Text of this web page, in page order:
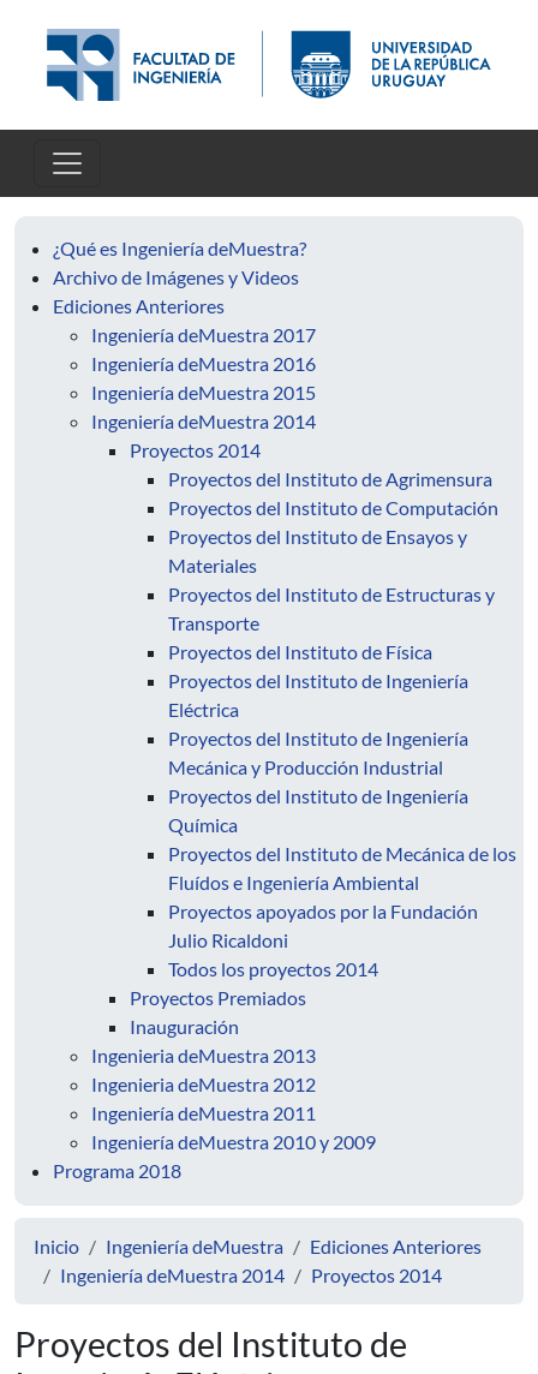
¿Qué es Ingeniería deMuestra?
Archivo de Imágenes y Videos
Ediciones Anteriores
Ingeniería deMuestra 2017
Ingeniería deMuestra 2016
Ingeniería deMuestra 2015
Ingeniería deMuestra 2014
Proyectos 2014
Proyectos del Instituto de Agrimensura
Proyectos del Instituto de Computación
Proyectos del Instituto de Ensayos y
Materiales
Proyectos del Instituto de Estructuras y
Transporte
Proyectos del Instituto de Física
Proyectos del Instituto de Ingeniería
Eléctrica
Proyectos del Instituto de Ingeniería
Mecánica y Producción Industrial
Proyectos del Instituto de Ingeniería
Química
Proyectos del Instituto de Mecánica de los
Fluídos e Ingeniería Ambiental
Proyectos apoyados por la Fundación
Julio Ricaldoni
Todos los proyectos 2014
Proyectos Premiados
Inauguración
Ingenieria deMuestra 2013
Ingenieria deMuestra 2012
Ingeniería deMuestra 2011
Ingeniería deMuestra 2010 y 2009
Programa 2018
Inicio Ingeniería deMuestra
Ediciones Anteriores
Ingeniería deMuestra 2014
Proyectos 2014
Proyectos del Instituto de